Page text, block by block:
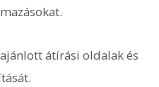
átírási oldalak és